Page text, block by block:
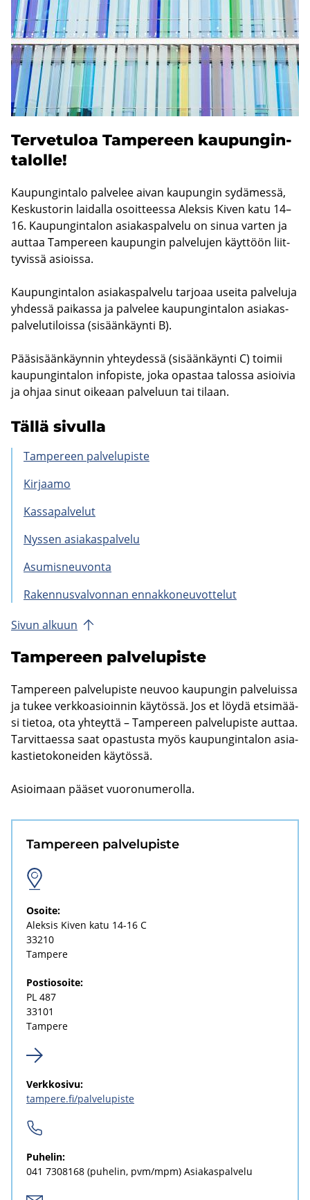
Ter­ve­tu­loa Tam­pe­reen kau­pun­gin­
ta­lol­le!
Kau­pun­gin­ta­lo pal­ve­lee aivan kau­pun­gin sy­dä­mes­sä,
Kes­kus­to­rin lai­dal­la osoit­tees­sa Alek­sis Kiven katu 14–
16. Kau­pun­gin­ta­lon asia­kas­pal­ve­lu on sinua var­ten ja
aut­taa Tam­pe­reen kau­pun­gin pal­ve­lu­jen käyt­töön liit­
ty­vis­sä asiois­sa.
Kau­pun­gin­ta­lon asia­kas­pal­ve­lu tar­jo­aa usei­ta pal­ve­lu­ja
yh­des­sä pai­kas­sa ja pal­ve­lee kau­pun­gin­ta­lon asia­kas­
pal­ve­lu­ti­lois­sa (si­sään­käyn­ti B).
Pää­si­sään­käyn­nin yh­tey­des­sä (si­sään­käyn­ti C) toi­mii
kau­pun­gin­ta­lon in­fo­pis­te, joka opas­taa ta­los­sa asioi­via
ja ohjaa sinut oi­ke­aan pal­ve­luun tai ti­laan.
Tällä si­vul­la
Tam­pe­reen pal­ve­lu­pis­te
Kir­jaa­mo
Kas­sa­pal­ve­lut
Nys­sen asia­kas­pal­ve­lu
Asu­mis­neu­von­ta
Ra­ken­nus­val­von­nan en­nak­ko­neu­vot­te­lut
Sivun al­kuun
Tam­pe­reen pal­ve­lu­pis­te
Tam­pe­reen pal­ve­lu­pis­te neu­voo kau­pun­gin pal­ve­luis­sa
ja tukee verk­ko­asioin­nin käy­tös­sä. Jos et löydä et­si­mää­
si tie­toa, ota yh­teyt­tä – Tam­pe­reen pal­ve­lu­pis­te aut­taa.
Tar­vit­taes­sa saat opas­tus­ta myös kau­pun­gin­ta­lon asia­
kas­tie­to­ko­nei­den käy­tös­sä.
Asioi­maan pää­set vuo­ro­nu­me­rol­la.
Tam­pe­reen pal­ve­lu­pis­te
Osoi­te:
Alek­sis Kiven katu 14-16 C
33210
Tam­pe­re
Pos­tio­soi­te:
PL 487
33101
Tam­pe­re
Verk­ko­si­vu:
tam­pe­re.fi/pal­ve­lu­pis­te
Pu­he­lin:
041 7308168 (pu­he­lin, pvm/mpm) Asia­kas­pal­ve­lu